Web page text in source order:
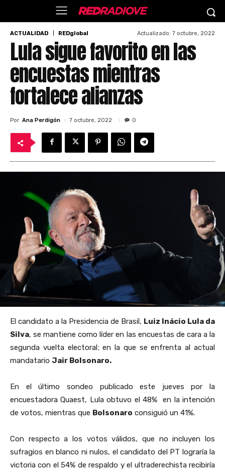
ACTUALIDAD REDglobal Actualizado: 7 octubre, 2022
Lula sigue favorito en las
encuestas mientras
fortalece alianzas
Por Ana Perdigón 7 octubre, 2022 0
El candidato a la Presidencia de Brasil, Luiz Inácio Lula da
Silva, se mantiene como líder en las encuestas de cara a la
segunda vuelta electoral; en la que se enfrenta al actual
mandatario Jair Bolsonaro.
En el último sondeo publicado este jueves por la
encuestadora Quaest, Lula obtuvo el 48% en la intención
de votos, mientras que Bolsonaro consiguió un 41%.
Con respecto a los votos válidos, que no incluyen los
sufragios en blanco ni nulos, el candidato del PT lograría la
victoria con el 54% de respaldo y el ultraderechista recibiría